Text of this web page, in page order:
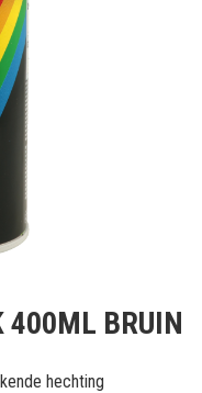
400ML BRUIN
hechting